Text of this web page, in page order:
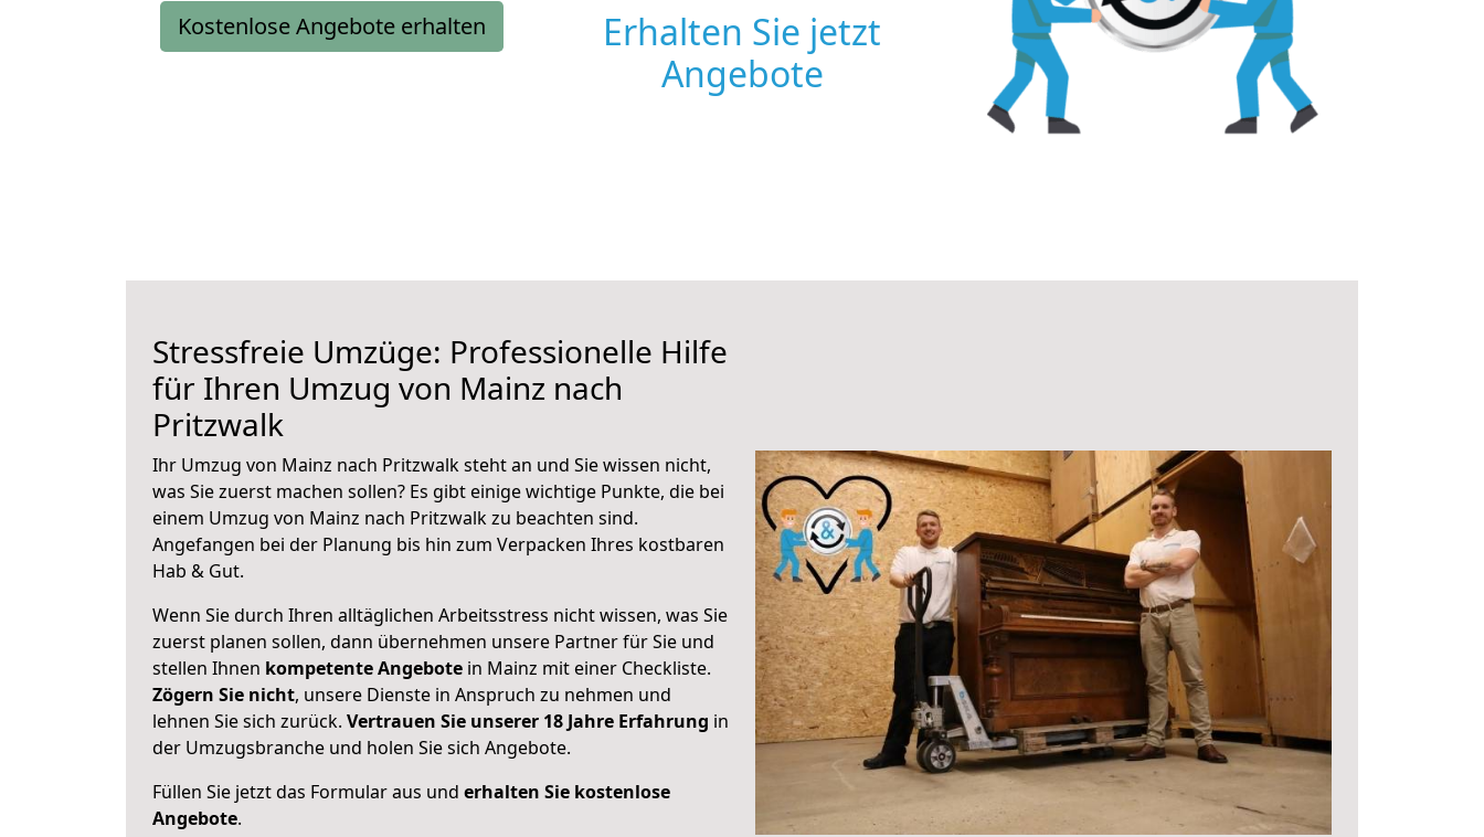
Kostenlose Angebote erhalten
Erhalten Sie jetzt
Angebote
Stressfreie Umzüge: Professionelle Hilfe
für Ihren Umzug von Mainz nach
Pritzwalk
Ihr Umzug von Mainz nach Pritzwalk steht an und Sie wissen nicht,
was Sie zuerst machen sollen? Es gibt einige wichtige Punkte, die bei
einem Umzug von Mainz nach Pritzwalk zu beachten sind.
Angefangen bei der Planung bis hin zum Verpacken Ihres kostbaren
Hab & Gut.
Wenn Sie durch Ihren alltäglichen Arbeitsstress nicht wissen, was Sie
zuerst planen sollen, dann übernehmen unsere Partner für Sie und
stellen Ihnen kompetente Angebote in Mainz mit einer Checkliste.
Zögern Sie nicht, unsere Dienste in Anspruch zu nehmen und
lehnen Sie sich zurück. Vertrauen Sie unserer 18 Jahre Erfahrung in
der Umzugsbranche und holen Sie sich Angebote.
Füllen Sie jetzt das Formular aus und erhalten Sie kostenlose
Angebote.